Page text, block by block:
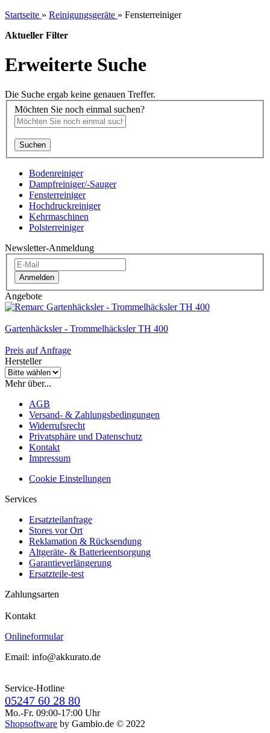
Startseite » Reinigungsgeräte » Fensterreiniger
Aktueller Filter
Erweiterte Suche
Die Suche ergab keine genauen Treffer.
Möchten Sie noch einmal suchen?
Suchen
Bodenreiniger
Dampfreiniger/-Sauger
Fensterreiniger
Hochdruckreiniger
Kehrmaschinen
Polsterreiniger
Newsletter-Anmeldung
Anmelden
Angebote
Gartenhäcksler - Trommelhäcksler TH 400
Preis auf Anfrage
Hersteller
Mehr über...
AGB
Versand- & Zahlungsbedingungen
Widerrufsrecht
Privatsphäre und Datenschutz
Kontakt
Impressum
Cookie Einstellungen
Services
Ersatzteilanfrage
Stores vor Ort
Reklamation & Rücksendung
Altgeräte- & Batterieentsorgung
Garantieverlängerung
Ersatzteile-test
Zahlungsarten
Kontakt
Onlineformular
Email: info@akkurato.de
Service-Hotline
05247 60 28 80
Mo.-Fr. 09:00-17:00 Uhr
Shopsoftware by Gambio.de © 2022